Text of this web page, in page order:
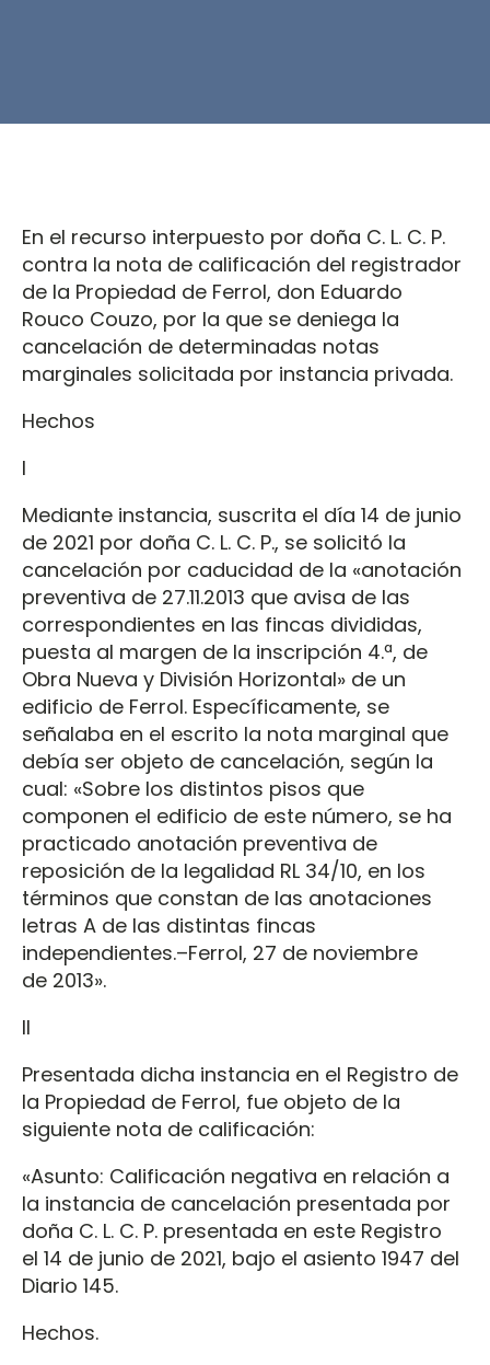
En el recurso interpuesto por doña C. L. C. P.
contra la nota de calificación del registrador
de la Propiedad de Ferrol, don Eduardo
Rouco Couzo, por la que se deniega la
cancelación de determinadas notas
marginales solicitada por instancia privada.
Hechos
I
Mediante instancia, suscrita el día 14 de junio
de 2021 por doña C. L. C. P., se solicitó la
cancelación por caducidad de la «anotación
preventiva de 27.11.2013 que avisa de las
correspondientes en las fincas divididas,
puesta al margen de la inscripción 4.ª, de
Obra Nueva y División Horizontal» de un
edificio de Ferrol. Específicamente, se
señalaba en el escrito la nota marginal que
debía ser objeto de cancelación, según la
cual: «Sobre los distintos pisos que
componen el edificio de este número, se ha
practicado anotación preventiva de
reposición de la legalidad RL 34/10, en los
términos que constan de las anotaciones
letras A de las distintas fincas
independientes.–Ferrol, 27 de noviembre
de 2013».
II
Presentada dicha instancia en el Registro de
la Propiedad de Ferrol, fue objeto de la
siguiente nota de calificación:
«Asunto: Calificación negativa en relación a
la instancia de cancelación presentada por
doña C. L. C. P. presentada en este Registro
el 14 de junio de 2021, bajo el asiento 1947 del
Diario 145.
Hechos.